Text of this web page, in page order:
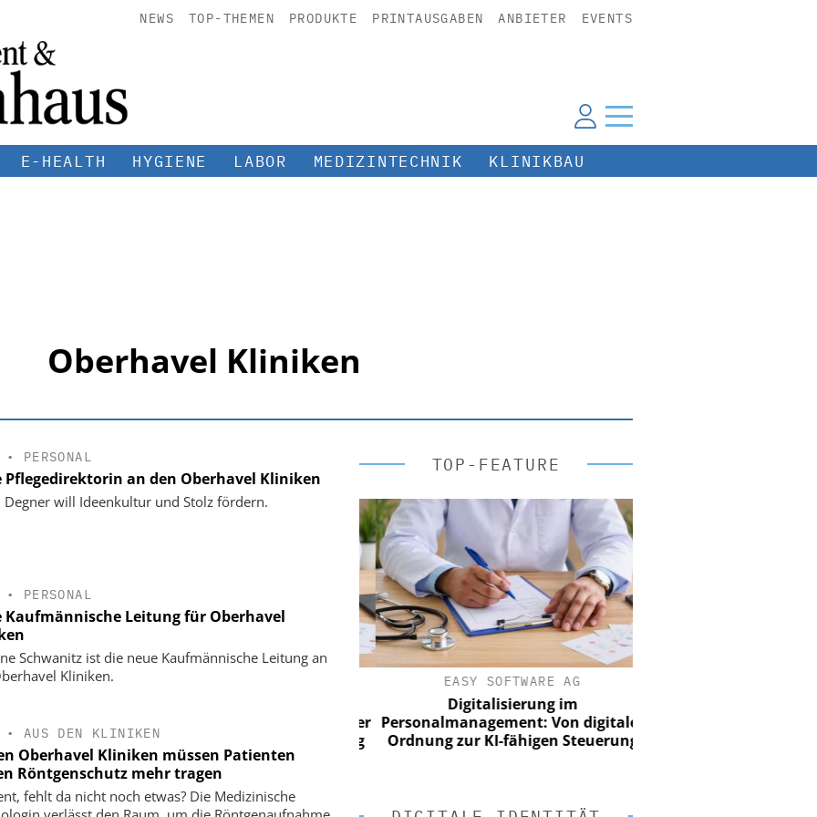
NEWS TOP-THEMEN PRODUKTE PRINTAUSGABEN ANBIETER EVENTS
E-HEALTH HYGIENE LABOR MEDIZINTECHNIK KLINIKBAU
Oberhavel Kliniken
• PERSONAL
Pflegedirektorin an den Oberhavel Kliniken
Degner will Ideenkultur und Stolz fördern.
• PERSONAL
Kaufmännische Leitung für Oberhavel
Schwanitz ist die neue Kaufmännische Leitung an
Kliniken.
• AUS DEN KLINIKEN
Oberhavel Kliniken müssen Patienten
Röntgenschutz mehr tragen
fehlt da nicht noch etwas? Die Medizinische
TOP-FEATURE
digitaler
Ordnung zur KI-fähigen Steuerung
EASY SOFTWARE AG
Digitalisierung im
Personalmanagement: Von digitaler
Ordnung zur KI-fähigen Steuerung